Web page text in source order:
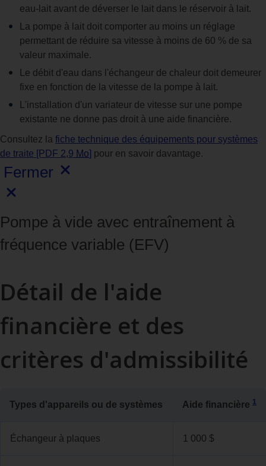
eau‑lait avant de déverser le lait dans le réservoir à lait.
La pompe à lait doit comporter au moins un réglage
permettant de réduire sa vitesse à moins de 60 % de sa
valeur maximale.
Le débit d'eau dans l'échangeur de chaleur doit demeurer
fixe en fonction de la vitesse de la pompe à lait.
L'installation d'un variateur de vitesse sur une pompe
existante ne donne pas droit à une aide financière.
Consultez la fiche technique des équipements pour systèmes
de traite [PDF 2,9 Mo] pour en savoir davantage.
Fermer
Pompe à vide avec entraînement à
fréquence variable (EFV)
Détail de l'aide
financière et des
critères d'admissibilité
Types d'appareils ou de systèmes Aide financière 1
Échangeur à plaques 1 000 $